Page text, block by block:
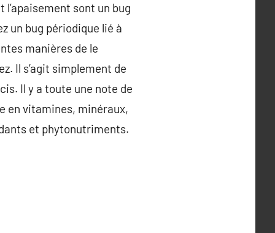
sont un bug
un bug périodique lié à
manières de le
Il s’agit simplement de
Il y a toute une note de
en vitamines, minéraux,
et phytonutriments.